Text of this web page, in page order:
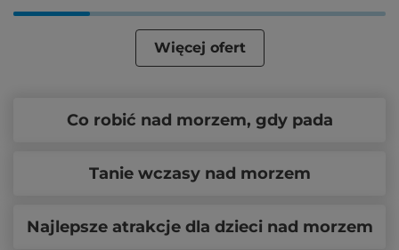
Więcej ofert
Co robić nad morzem, gdy pada
Tanie wczasy nad morzem
Najlepsze atrakcje dla dzieci nad morzem